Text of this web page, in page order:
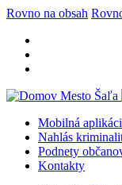
Rovno na obsah
Mobilná
Nahlás
Podnety
Kontakty